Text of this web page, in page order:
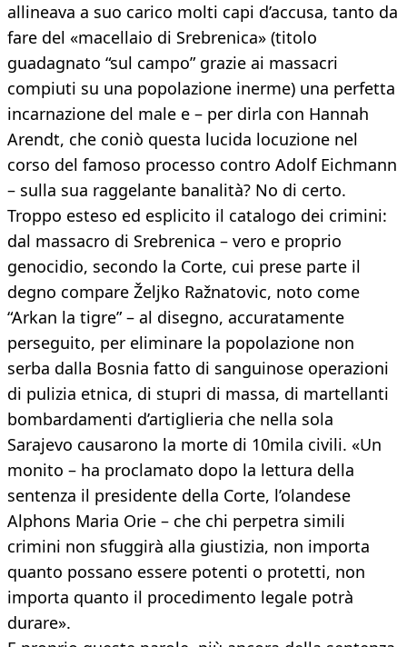
allineava a suo carico molti capi d’accusa, tanto da
fare del «macellaio di Srebrenica» (titolo
guadagnato “sul campo” grazie ai massacri
compiuti su una popolazione inerme) una perfetta
incarnazione del male e – per dirla con Hannah
Arendt, che coniò questa lucida locuzione nel
corso del famoso processo contro Adolf Eichmann
– sulla sua raggelante banalità? No di certo.
Troppo esteso ed esplicito il catalogo dei crimini:
dal massacro di Srebrenica – vero e proprio
genocidio, secondo la Corte, cui prese parte il
degno compare Željko Ražnatovic, noto come
“Arkan la tigre” – al disegno, accuratamente
perseguito, per eliminare la popolazione non
serba dalla Bosnia fatto di sanguinose operazioni
di pulizia etnica, di stupri di massa, di martellanti
bombardamenti d’artiglieria che nella sola
Sarajevo causarono la morte di 10mila civili. «Un
monito – ha proclamato dopo la lettura della
sentenza il presidente della Corte, l’olandese
Alphons Maria Orie – che chi perpetra simili
crimini non sfuggirà alla giustizia, non importa
quanto possano essere potenti o protetti, non
importa quanto il procedimento legale potrà
durare».